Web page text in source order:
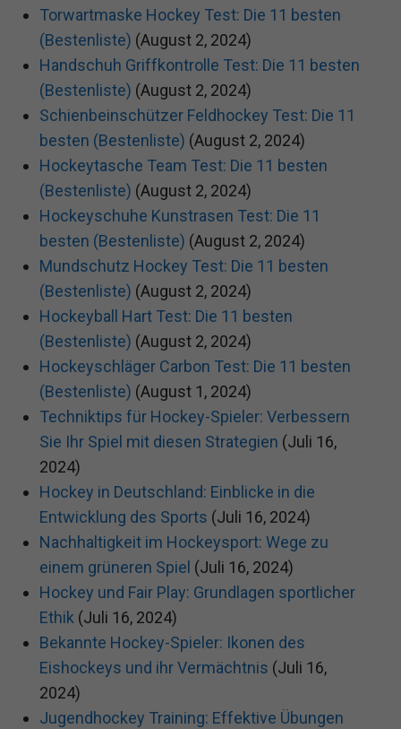
Torwartmaske Hockey Test: Die 11 besten
(Bestenliste) (August 2, 2024)
Handschuh Griffkontrolle Test: Die 11 besten
(Bestenliste) (August 2, 2024)
Schienbeinschützer Feldhockey Test: Die 11
besten (Bestenliste) (August 2, 2024)
Hockeytasche Team Test: Die 11 besten
(Bestenliste) (August 2, 2024)
Hockeyschuhe Kunstrasen Test: Die 11
besten (Bestenliste) (August 2, 2024)
Mundschutz Hockey Test: Die 11 besten
(Bestenliste) (August 2, 2024)
Hockeyball Hart Test: Die 11 besten
(Bestenliste) (August 2, 2024)
Hockeyschläger Carbon Test: Die 11 besten
(Bestenliste) (August 1, 2024)
Techniktips für Hockey-Spieler: Verbessern
Sie Ihr Spiel mit diesen Strategien (Juli 16,
2024)
Hockey in Deutschland: Einblicke in die
Entwicklung des Sports (Juli 16, 2024)
Nachhaltigkeit im Hockeysport: Wege zu
einem grüneren Spiel (Juli 16, 2024)
Hockey und Fair Play: Grundlagen sportlicher
Ethik (Juli 16, 2024)
Bekannte Hockey-Spieler: Ikonen des
Eishockeys und ihr Vermächtnis (Juli 16,
2024)
Jugendhockey Training: Effektive Übungen